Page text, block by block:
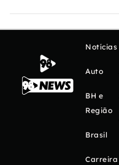
Notícias
Auto
BH e
Região
Brasil
Carreira